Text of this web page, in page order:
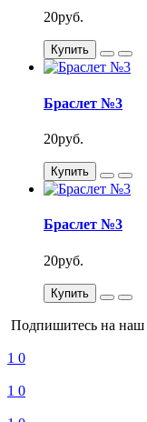
20руб.
Купить
Браслет №3
20руб.
Купить
Браслет №3
20руб.
Купить
Подпишитесь на наш
1 0
1 0